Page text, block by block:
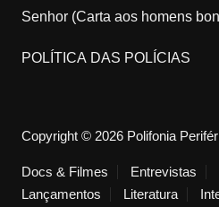
Senhor (Carta aos homens
POLÍTICA DAS POLÍCIAS
Copyright © 2026 Polifonia
Docs & Filmes Entrevistas
Lançamentos
Literatura